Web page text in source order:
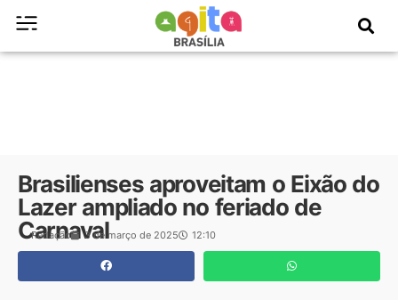
Brasilienses aproveitam o Eixão do
Lazer ampliado no feriado de
Carnaval
Redação 3 de março de 2025 12:10